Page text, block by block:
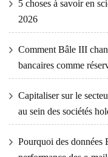
5 choses à savoir en
2026
Comment Bâle III
bancaires comme
Capitaliser sur le
au sein des sociétés
Pourquoi des données